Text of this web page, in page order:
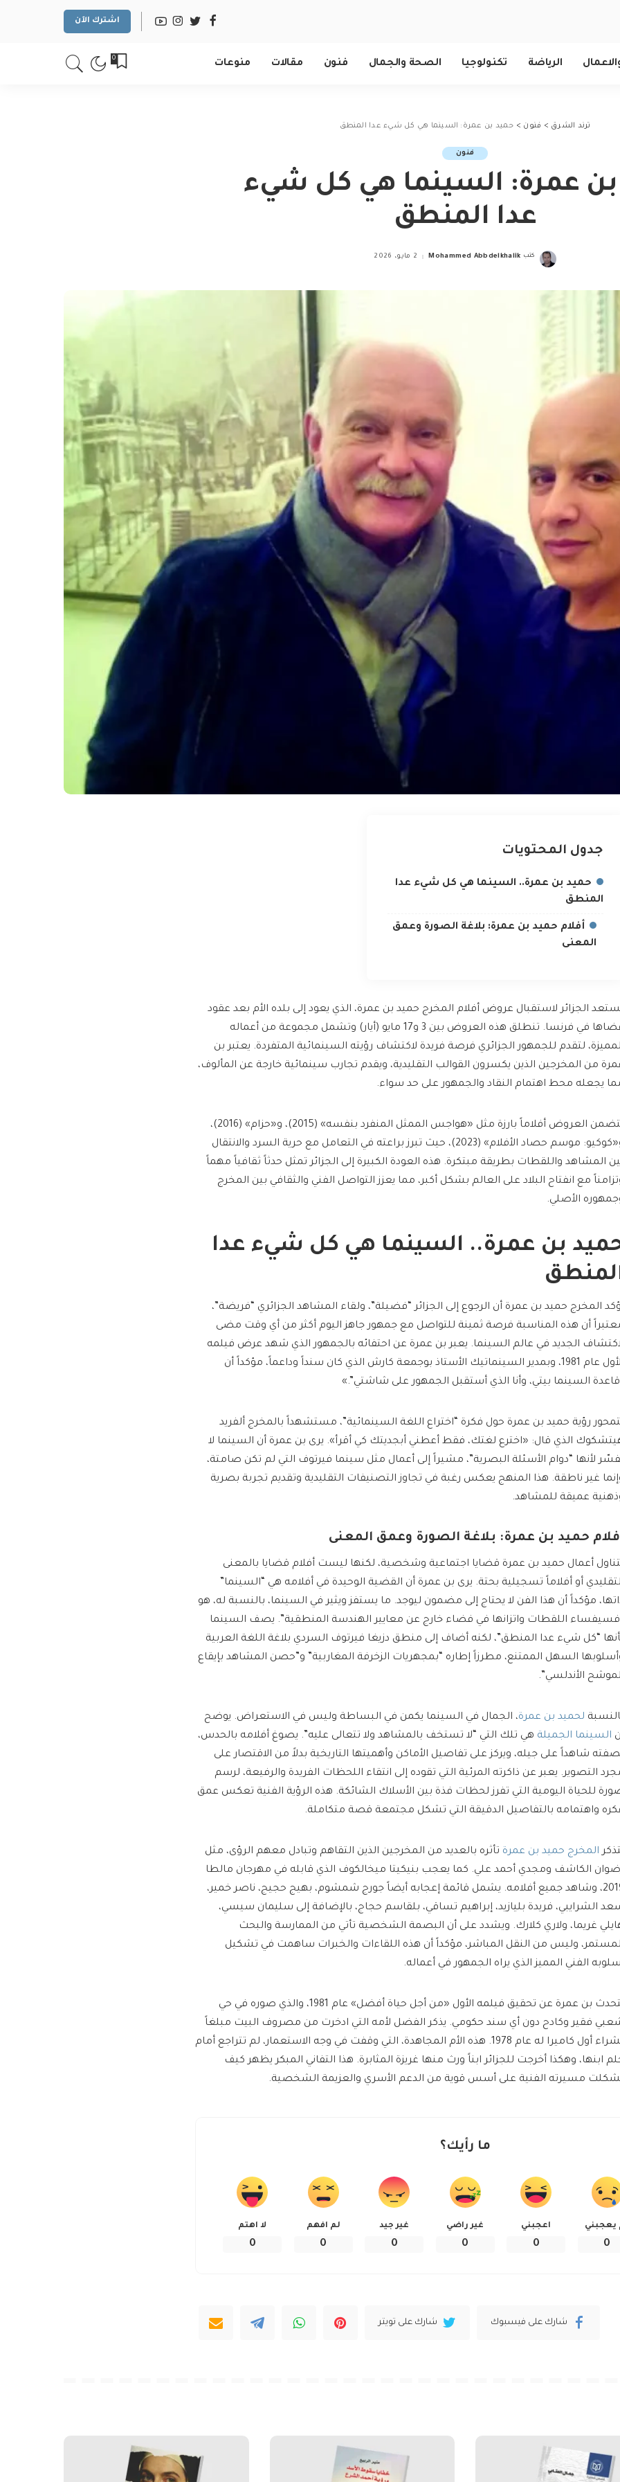
اشترك الآن
الرياضة تكنولوجيا الصحة والجمال فنون مقالات منوعات 0
ترند الشرق > فنون > حميد بن عمرة: السينما هي كل شيء عدا المنطق
فنون
بن عمرة: السينما هي كل شيء
عدا المنطق
Posted
كتب Mohammed Abbdelkhalik 2 مايو، 2026
جدول المحتويات
حميد بن عمرة.. السينما هي كل شيء عدا
المنطق
أفلام حميد بن عمرة: بلاغة الصورة وعمق
المعنى
الجزائر لاستقبال عروض أفلام المخرج حميد بن عمرة، الذي يعود إلى بلده الأم بعد عقود
قضاها في فرنسا. تنطلق هذه العروض بين 3 و17 مايو (أيار) وتشمل مجموعة من أعماله
لتقدم للجمهور الجزائري فرصة فريدة لاكتشاف رؤيته السينمائية المتفردة. يعتبر بن
من المخرجين الذين يكسرون القوالب التقليدية، ويقدم تجارب سينمائية خارجة عن المألوف،
يجعله محط اهتمام النقاد والجمهور على حد سواء.
تتضمن العروض أفلاماً بارزة مثل «هواجس الممثل المنفرد بنفسه» (2015)، و«حزام» (2016)،
و«كوكيو: موسم حصاد الأفلام» (2023)، حيث تبرز براعته في التعامل مع حرية السرد والانتقال
المشاهد واللقطات بطريقة مبتكرة. هذه العودة الكبيرة إلى الجزائر تمثل حدثاً ثقافياً مهماً
مع انفتاح البلاد على العالم بشكل أكبر، مما يعزز التواصل الفني والثقافي بين المخرج
الأصلي.
بن عمرة.. السينما هي كل شيء عدا
المخرج حميد بن عمرة أن الرجوع إلى الجزائر “فضيلة”، ولقاء المشاهد الجزائري “فريضة”،
أن هذه المناسبة فرصة ثمينة للتواصل مع جمهور جاهز اليوم أكثر من أي وقت مضى
الجديد في عالم السينما. يعبر بن عمرة عن احتفائه بالجمهور الذي شهد عرض فيلمه
الأول عام 1981، وبمدير السينماتيك الأستاذ بوجمعة كارش الذي كان سنداً وداعماً، مؤكداً أن
“قاعدة السينما بيتي، وأنا الذي أستقبل الجمهور على شاشتي”.»
رؤية حميد بن عمرة حول فكرة “اختراع اللغة السينمائية”، مستشهداً بالمخرج ألفريد
الذي قال: «اخترع لغتك، فقط أعطني أبجديتك كي أقرأ». يرى بن عمرة أن السينما لا
لأنها “دوام الأسئلة البصرية”، مشيراً إلى أعمال مثل سينما فيرتوف التي لم تكن صامتة،
غير ناطقة. هذا المنهج يعكس رغبة في تجاوز التصنيفات التقليدية وتقديم تجربة بصرية
عميقة للمشاهد.
حميد بن عمرة: بلاغة الصورة وعمق المعنى
أعمال حميد بن عمرة قضايا اجتماعية وشخصية، لكنها ليست أفلام قضايا بالمعنى
أو أفلاماً تسجيلية بحتة. يرى بن عمرة أن القضية الوحيدة في أفلامه هي “السينما”
مؤكداً أن هذا الفن لا يحتاج إلى مضمون ليوجد. ما يستفز ويثير في السينما، بالنسبة له، هو
“فسيفساء اللقطات واتزانها في فضاء خارج عن معايير الهندسة المنطقية”. يصف السينما
“كل شيء عدا المنطق”، لكنه أضاف إلى منطق دزيغا فيرتوف السردي بلاغة اللغة العربية
السهل الممتنع، مطرزاً إطاره “بمجهريات الزخرفة المغاربية” و”حصن المشاهد بإيقاع
الأندلسي”.
لحميد بن عمرة، الجمال في السينما يكمن في البساطة وليس في الاستعراض. يوضح
السينما الجميلة هي تلك التي “لا تستخف بالمشاهد ولا تتعالى عليه”. يصوغ أفلامه بالحدس،
شاهداً على جيله، ويركز على تفاصيل الأماكن وأهميتها التاريخية بدلاً من الاقتصار على
التصوير. يعبر عن ذاكرته المرئية التي تقوده إلى انتقاء اللحظات الفريدة والرفيعة، لرسم
للحياة اليومية التي تفرز لحظات فذة بين الأسلاك الشائكة. هذه الرؤية الفنية تعكس عمق
واهتمامه بالتفاصيل الدقيقة التي تشكل مجتمعة قصة متكاملة.
المخرج حميد بن عمرة تأثره بالعديد من المخرجين الذين التقاهم وتبادل معهم الرؤى، مثل
الكاشف ومجدي أحمد علي. كما يعجب بنيكيتا ميخالكوف الذي قابله في مهرجان مالطا
2019، وشاهد جميع أفلامه. يشمل قائمة إعجابه أيضاً جورج شمشوم، بهيج حجيج، ناصر خمير،
الشرايبي، فريدة بليازيد، إبراهيم تساقي، بلقاسم حجاج، بالإضافة إلى سليمان سيسي،
غريما، ولاري كلارك. ويشدد على أن البصمة الشخصية تأتي من الممارسة والبحث
وليس من النقل المباشر، مؤكداً أن هذه اللقاءات والخبرات ساهمت في تشكيل
الفني المميز الذي يراه الجمهور في أعماله.
يتحدث بن عمرة عن تحقيق فيلمه الأول «من أجل حياة أفضل» عام 1981، والذي صوره في حي
فقير وكادح دون أي سند حكومي. يذكر الفضل لأمه التي ادخرت من مصروف البيت مبلغاً
لشراء أول كاميرا له عام 1978. هذه الأم المجاهدة، التي وقفت في وجه الاستعمار، لم تتراجع أمام
ابنها، وهكذا أخرجت للجزائر ابناً ورث منها غريزة المثابرة. هذا التفاني المبكر يظهر كيف
مسيرته الفنية على أسس قوية من الدعم الأسري والعزيمة الشخصية.
ما رأيك؟
يعجبني
0
اعجبني
0
غير راضي
0
غير جيد
0
لم افهم
0
لا اهتم
0
شارك على فيسبوك شارك على تويتر